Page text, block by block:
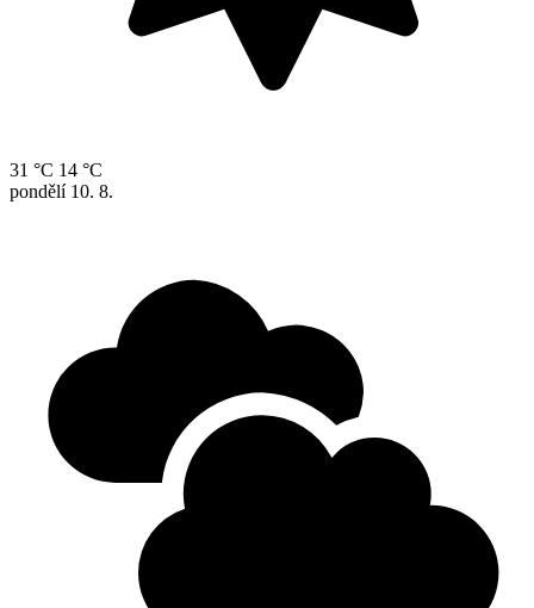
31 °C 14 °C
pondělí 10. 8.